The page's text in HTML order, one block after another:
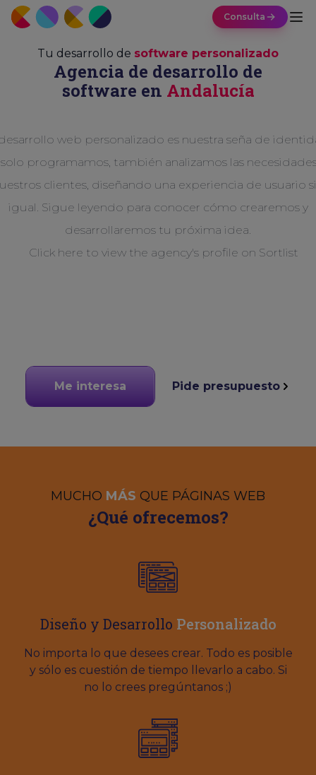
Consulta
Tu desarrollo de software personalizado
Agencia de desarrollo de
software en Andalucía
web personalizado es nuestra seña de
programamos, también analizamos las
clientes, diseñando una experiencia de usuario
igual. Sigue leyendo para conocer cómo crearemos y
desarrollaremos tu próxima idea.
Me interesa Pide presupuesto
MUCHO MÁS QUE PÁGINAS WEB
¿Qué ofrecemos?
Diseño y Desarrollo Personalizado
No importa lo que desees crear. Todo es posible
y sólo es cuestión de tiempo llevarlo a cabo. Si
no lo crees pregúntanos ;)